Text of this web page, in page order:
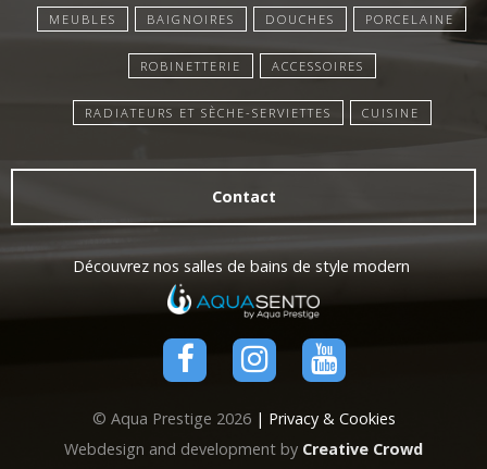
MEUBLES BAIGNOIRES DOUCHES PORCELAINE
ROBINETTERIE ACCESSOIRES
RADIATEURS ET SÈCHE-SERVIETTES CUISINE
Contact
Découvrez nos salles de bains de style modern
© Aqua Prestige 2026 | Privacy & Cookies
Webdesign and development by Creative Crowd